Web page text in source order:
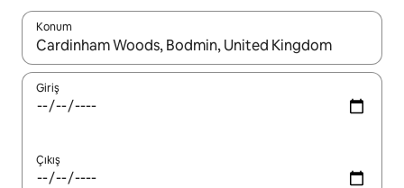
Konum
Sonuçlar kullanılabilir olduğunda yukarı ve aşağı oklarıyla
Giriş
Çıkış